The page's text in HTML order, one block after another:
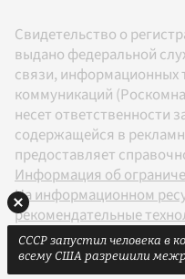
Свидетельство о
выдано федеральной
связи, информационных
коммуникаций
несет ответственности
содержащейся в
предоставляет
Информация об
На информационном
рекомендательные
Правилами
СССР запустил человека в
всему США разрешили